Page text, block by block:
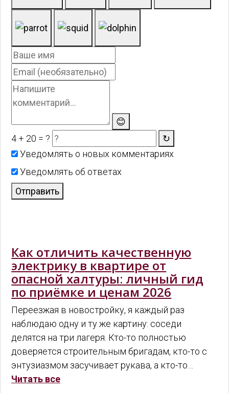
😊
4 + 20 = ?
↻
Уведомлять о новых комментариях
Уведомлять об ответах
Отправить
Как отличить качественную
электрику в квартире от
опасной халтуры: личный гид
по приёмке и ценам 2026
Переезжая в новостройку, я каждый раз
наблюдаю одну и ту же картину: соседи
делятся на три лагеря. Кто-то полностью
доверяется строительным бригадам, кто-то с
энтузиазмом засучивает рукава, а кто-то…
Читать все